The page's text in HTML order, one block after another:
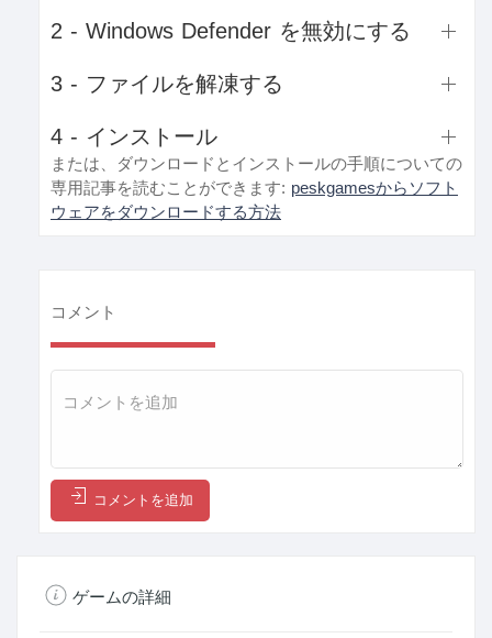
2 - Windows Defender を無効にする
3 - ファイルを解凍する
4 - インストール
または、ダウンロードとインストールの手順についての
専用記事を読むことができます: peskgamesからソフト
ウェアをダウンロードする方法
コメント
コメントを追加
ゲームの詳細